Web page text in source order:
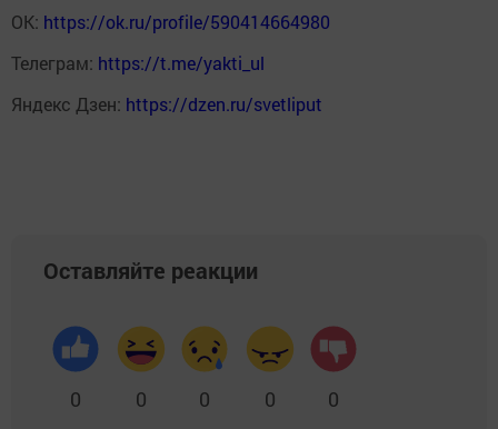
ОК: https://ok.ru/profile/590414664980
Телеграм: https://t.me/yakti_ul
Яндекс Дзен: https://dzen.ru/svetliput
Оставляйте реакции
0 0 0 0 0